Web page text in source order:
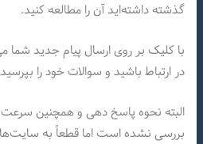
گذشته داشته‌اید آن را مطالعه کنید.
با کلیک بر روی ارسال پیام جدید شما
در ارتباط باشید و سوالات خود را
البته نحوه پاسخ دهی و همچنین سرعت
بررسی نشده است اما قطعاً به